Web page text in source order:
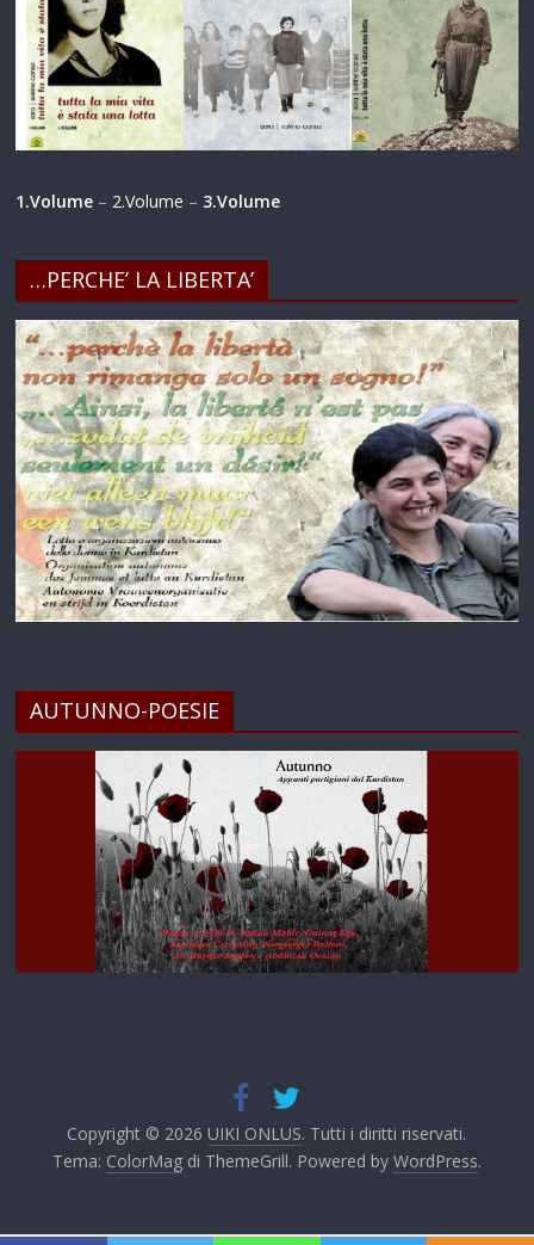
1.Volume – 2.Volume – 3.Volume
…PERCHE’ LA LIBERTA’
AUTUNNO-POESIE
Copyright © 2026 UIKI ONLUS. Tutti i diritti riservati.
Tema: ColorMagdi ThemeGrill. Powered by WordPress.